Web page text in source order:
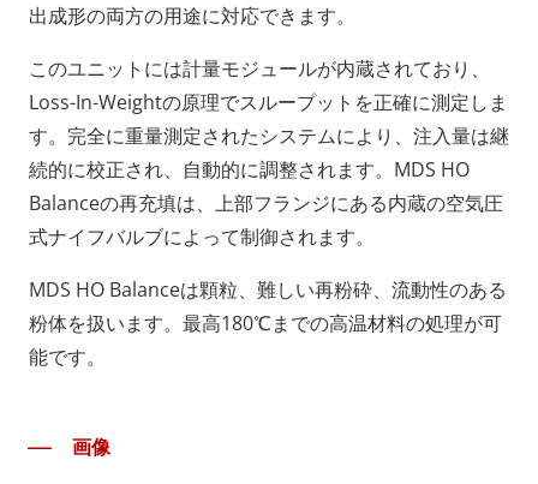
出成形の両方の用途に対応できます。
このユニットには計量モジュールが内蔵されており、
Loss-In-Weightの原理でスループットを正確に測定しま
す。完全に重量測定されたシステムにより、注入量は継
続的に校正され、自動的に調整されます。MDS HO
Balanceの再充填は、上部フランジにある内蔵の空気圧
式ナイフバルブによって制御されます。
MDS HO Balanceは顆粒、難しい再粉砕、流動性のある
粉体を扱います。最高180℃までの高温材料の処理が可
能です。
画像